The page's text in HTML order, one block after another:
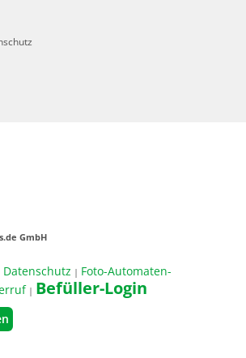
GmbH
Datenschutz | Foto-Automaten-
| Befüller-Login